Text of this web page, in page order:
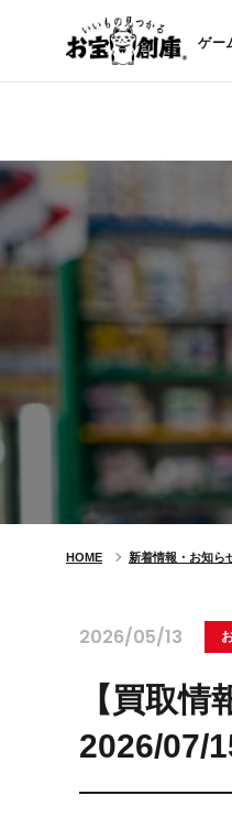
ゲー
HOME 新着情報・お知ら
2026/05/13
【買取
2026/07/